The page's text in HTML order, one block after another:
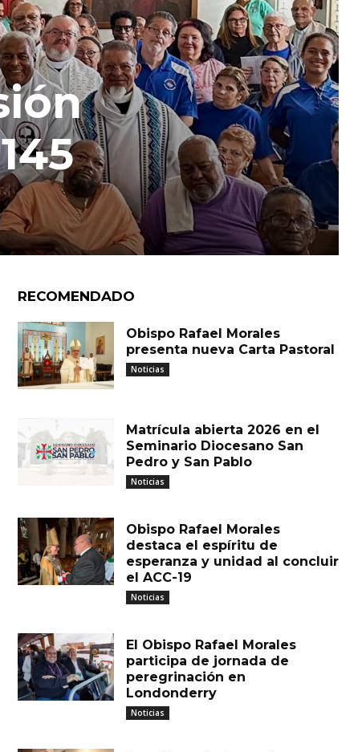
RECOMENDADO
Obispo Rafael Morales
presenta nueva Carta Pastoral
Noticias
Matrícula abierta 2026 en el
Seminario Diocesano San
Pedro y San Pablo
Noticias
Obispo Rafael Morales
destaca el espíritu de
esperanza y unidad al concluir
el ACC-19
Noticias
El Obispo Rafael Morales
participa de jornada de
peregrinación en
Londonderry
Noticias